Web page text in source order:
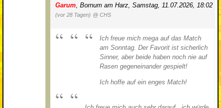
Garum, Bornum am Harz, Samstag, 11.07.2026, 18:02
(vor 28 Tagen) @ CHS
Ich freue mich mega auf das Match
am Sonntag. Der Favorit ist sicherlich
Sinner, aber beide haben noch nie auf
Rasen gegeneinander gespielt!
Ich hoffe auf ein enges Match!